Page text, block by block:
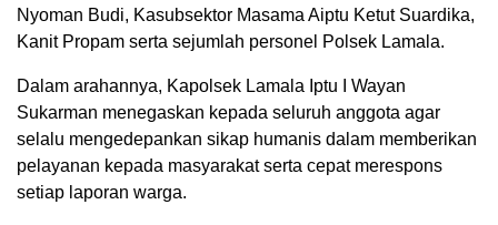
Nyoman Budi, Kasubsektor Masama Aiptu Ketut Suardika,
Kanit Propam serta sejumlah personel Polsek Lamala.
Dalam arahannya, Kapolsek Lamala Iptu I Wayan
Sukarman menegaskan kepada seluruh anggota agar
selalu mengedepankan sikap humanis dalam memberikan
pelayanan kepada masyarakat serta cepat merespons
setiap laporan warga.